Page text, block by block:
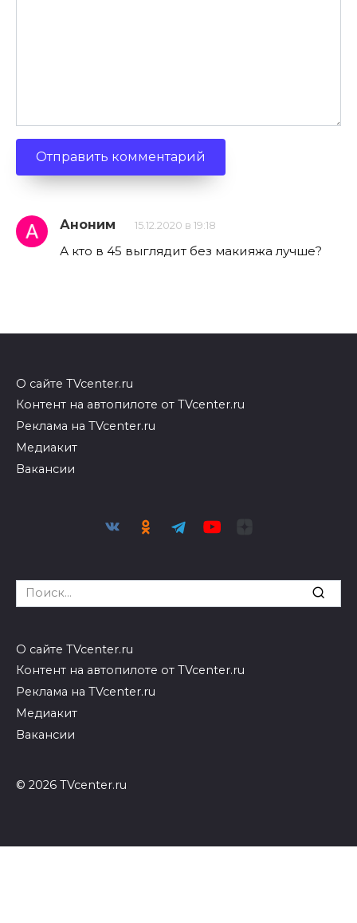
Аноним 15.12.2020 в 19:18
А кто в 45 выглядит без макияжа лучше?
О сайте TVcenter.ru
Контент на автопилоте от TVcenter.ru
Реклама на TVcenter.ru
Медиакит
Вакансии
Search
for:
О сайте TVcenter.ru
Контент на автопилоте от TVcenter.ru
Реклама на TVcenter.ru
Медиакит
Вакансии
© 2026 TVcenter.ru